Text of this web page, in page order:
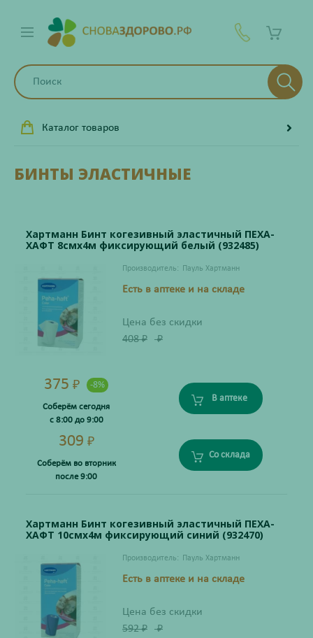
Каталог товаров
БИНТЫ ЭЛАСТИЧНЫЕ
Хартманн Бинт когезивный эластичный ПЕХА-
ХАФТ 8смх4м фиксирующий белый (932485)
Производитель: Пауль Хартманн
Есть в аптеке и на складе
Цена без скидки
408₽ ₽
375 ₽ -8%
Соберём сегодня
с 8:00 до 9:00
В аптеке
309 ₽
Соберём во вторник
после 9:00
Со склада
Хартманн Бинт когезивный эластичный ПЕХА-
ХАФТ 10смх4м фиксирующий синий (932470)
Производитель: Пауль Хартманн
Есть в аптеке и на складе
Цена без скидки
592₽ ₽